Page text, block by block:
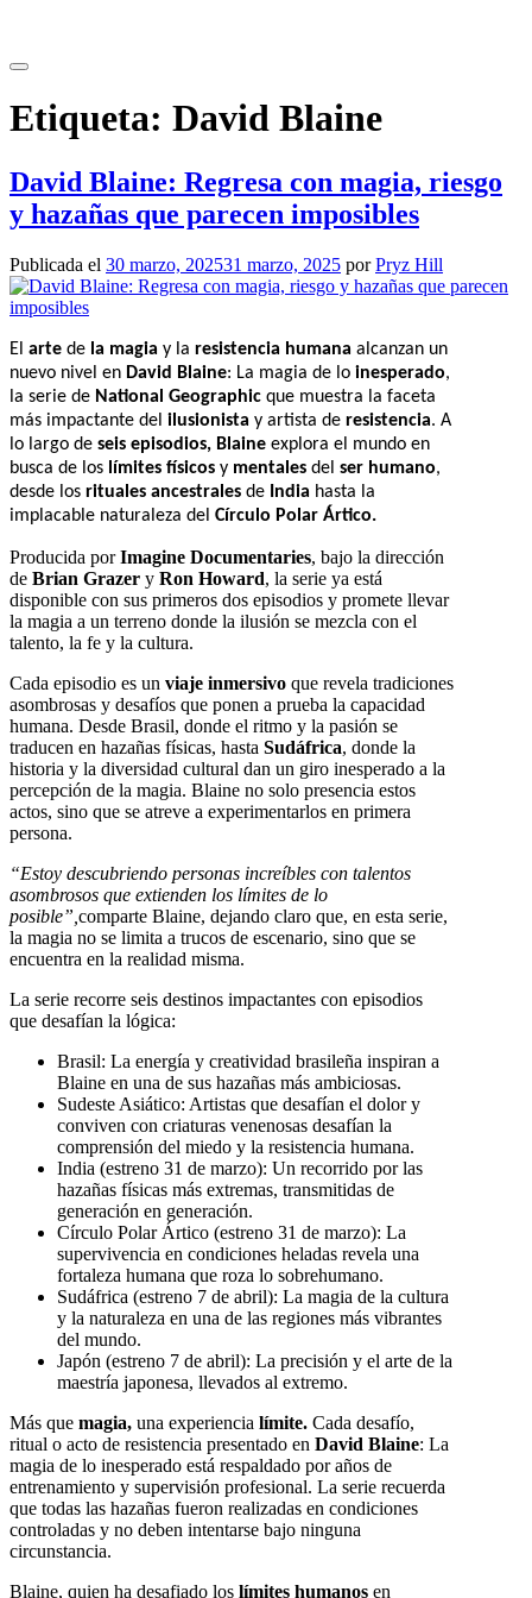
contenido
Etiqueta: David Blaine
David Blaine: Regresa con magia, riesgo
y hazañas que parecen imposibles
Publicada el 30 marzo, 202531 marzo, 2025 porPryz Hill
El arte de la magia y la resistencia humana alcanzan un
nuevo nivel en David Blaine: La magia de lo inesperado,
la serie de National Geographic que muestra la faceta
más impactante del ilusionista y artista de resistencia. A
lo largo de seis episodios, Blaine explora el mundo en
busca de los límites físicos y mentales del ser humano,
desde los rituales ancestrales de India hasta la
implacable naturaleza del Círculo Polar Ártico.
Producida porImagine Documentaries, bajo la dirección
de Brian Grazer y Ron Howard, la serie ya está
disponible con sus primeros dos episodios y promete llevar
la magia a un terreno donde la ilusión se mezcla con el
talento, la fe y la cultura.
Cada episodio es un viaje inmersivo que revela tradiciones
asombrosas y desafíos que ponen a prueba la capacidad
humana. Desde Brasil, donde el ritmo y la pasión se
traducen en hazañas físicas, hasta Sudáfrica, donde la
historia y la diversidad cultural dan un giro inesperado a la
percepción de la magia. Blaine no solo presencia estos
actos, sino que se atreve a experimentarlos en primera
persona.
“Estoy descubriendo personas increíbles con talentos
asombrosos que extienden los límites de lo
posible”, comparte Blaine, dejando claro que, en esta serie,
la magia no se limita a trucos de escenario, sino que se
encuentra en la realidad misma.
La serie recorre seis destinos impactantes con episodios
que desafían la lógica:
Brasil: La energía y creatividad brasileña inspiran a
Blaine en una de sus hazañas más ambiciosas.
Sudeste Asiático: Artistas que desafían el dolor y
conviven con criaturas venenosas desafían la
comprensión del miedo y la resistencia humana.
India (estreno 31 de marzo): Un recorrido por las
hazañas físicas más extremas, transmitidas de
generación en generación.
Círculo Polar Ártico (estreno 31 de marzo): La
supervivencia en condiciones heladas revela una
fortaleza humana que roza lo sobrehumano.
Sudáfrica (estreno 7 de abril): La magia de la cultura
y la naturaleza en una de las regiones más vibrantes
del mundo.
Japón (estreno 7 de abril): La precisión y el arte de la
maestría japonesa, llevados al extremo.
Más que magia, una experiencia límite. Cada desafío,
ritual o acto de resistencia presentado en David Blaine: La
magia de lo inesperado está respaldado por años de
entrenamiento y supervisión profesional. La serie recuerda
que todas las hazañas fueron realizadas en condiciones
controladas y no deben intentarse bajo ninguna
circunstancia.
Blaine, quien ha desafiado los límites humanos en